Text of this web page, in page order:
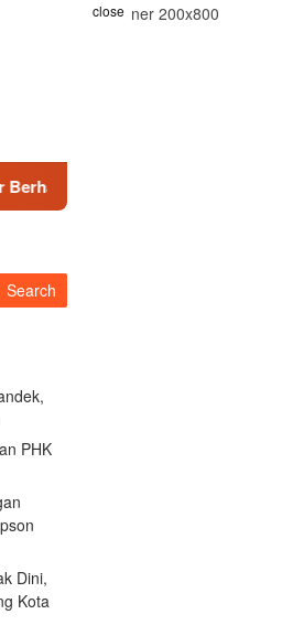
close
PT Amos Indah Indonesia
Search
PHK
Dini,
Kota